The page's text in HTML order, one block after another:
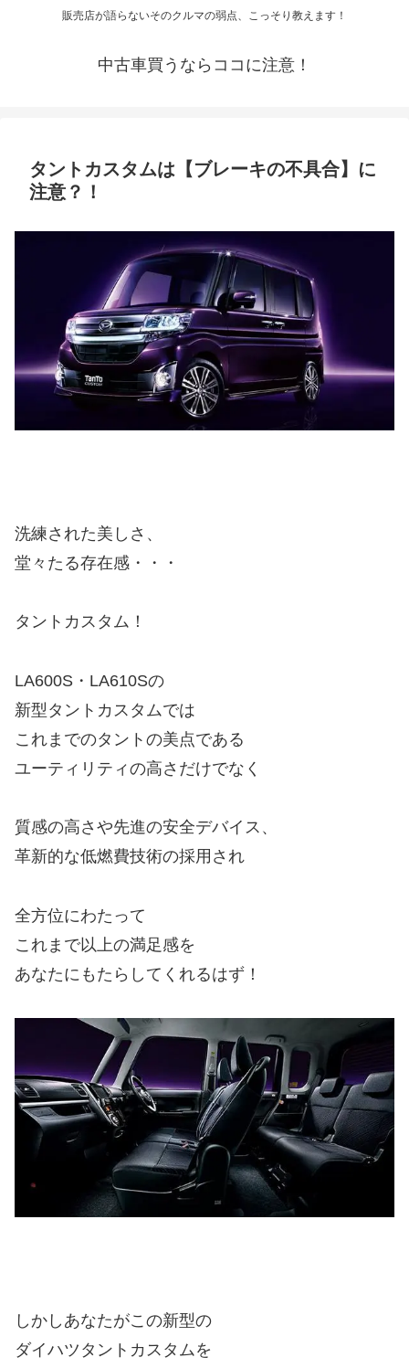
販売店が語らないそのクルマの弱点、こっそり教えます！
中古車買うならココに注意！
タントカスタムは【ブレーキの不具合】に
注意？！
洗練された美しさ、
堂々たる存在感・・・
タントカスタム！
LA600S・LA610Sの
新型タントカスタムでは
これまでのタントの美点である
ユーティリティの高さだけでなく
質感の高さや先進の安全デバイス、
革新的な低燃費技術の採用され
全方位にわたって
これまで以上の満足感を
あなたにもたらしてくれるはず！
しかしあなたがこの新型の
ダイハツタントカスタムを